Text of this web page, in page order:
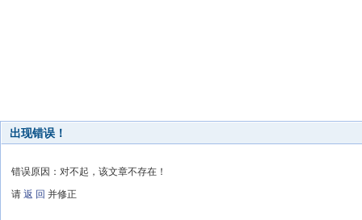
出现错误！
错误原因：对不起，该文章不存在！
请 返 回 并修正